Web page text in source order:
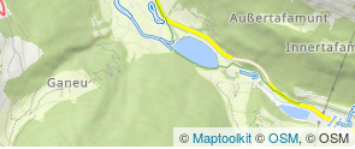
©Maptoolkit©OSM, © OSM